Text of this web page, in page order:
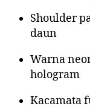
Shoulder
daun
Warna
hologram
Kacamata